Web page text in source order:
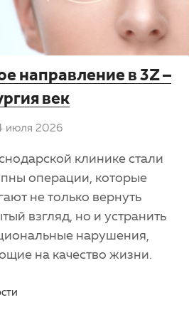
направление в 3Z –
век
июля 2026
клинике стали
операции, которые
не только вернуть
взгляд, но и устранить
нарушения,
на качество жизни.